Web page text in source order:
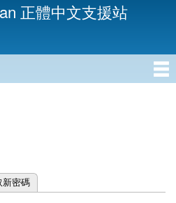
正體中文支援站
新密碼